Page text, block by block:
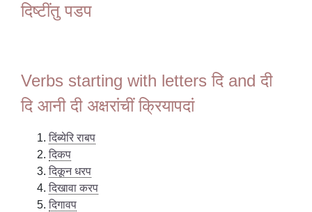
दिष्टींतु पडप
Verbs starting with letters दि and दी
दि आनी दी अक्षरांचीं क्रियापदां
दिंब्येरि राबप
दिकप
दिकून धरप
दिखावा करप
दिगावप